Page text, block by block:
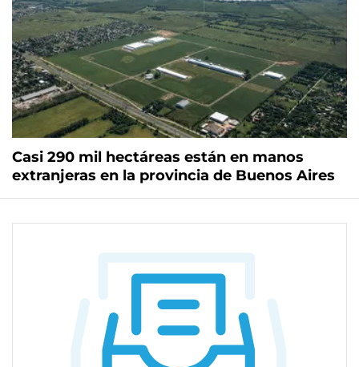
Casi 290 mil hectáreas están en manos
extranjeras en la provincia de Buenos Aires